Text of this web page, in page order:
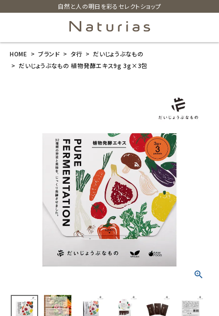
自然と人の明日を彩るセレクトショップ
search
美容・コスメ・香水
HOME ブランド タ行
だいじょうぶなもの
だいじょうぶなもの 植物発酵エキス9g 3g×3包